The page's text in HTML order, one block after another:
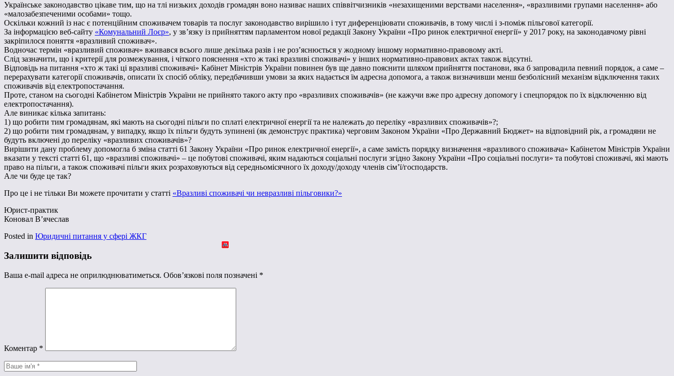
Українське законодавство цікаве тим, що на тлі низьких доходів громадян воно називає наших співвітчизників «незахищеними верствами населення», «вразливими групами населення» або
«малозабезпеченими особами» тощо.
Оскільки кожний із нас є потенційним споживачем товарів та послуг законодавство вирішило і тут диференціювати споживачів, в тому числі і з-поміж пільгової категорії.
За інформацією веб-сайту «Комунальний Лоєр», у зв’язку із прийняттям парламентом нової редакції Закону України «Про ринок електричної енергії» у 2017 року, на законодавчому рівні
закріпилося поняття «вразливий споживач».
Водночас термін «вразливий споживач» вживався всього лише декілька разів і не роз’яснюється у жодному іншому нормативно-правовому акті.
Слід зазначити, що і критерії для розмежування, і чіткого пояснення «хто ж такі вразливі споживачі» у інших нормативно-правових актах також відсутні.
Відповідь на питання «хто ж такі ці вразливі споживачі» Кабінет Міністрів України повинен був ще давно пояснити шляхом прийняття постанови, яка б запровадила певний порядок, а саме –
перерахувати категорії споживачів, описати їх спосіб обліку, передбачивши умови за яких надається їм адресна допомога, а також визначивши менш безболісний механізм відключення таких
споживачів від електропостачання.
Проте, станом на сьогодні Кабінетом Міністрів України не прийнято такого акту про «вразливих споживачів» (не кажучи вже про адресну допомогу і спецпорядок по їх відключенню від
електропостачання).
Але виникає кілька запитань:
1) що робити тим громадянам, які мають на сьогодні пільги по сплаті електричної енергії та не належать до переліку «вразливих споживачів»?;
2) що робити тим громадянам, у випадку, якщо їх пільги будуть зупинені (як демонструє практика) черговим Законом України «Про Державний Бюджет» на відповідний рік, а громадяни не
будуть включені до переліку «вразливих споживачів»?
Вирішити дану проблему допомогла б зміна статті 61 Закону України «Про ринок електричної енергії», а саме замість порядку визначення «вразливого споживача» Кабінетом Міністрів України
вказати у тексті статті 61, що «вразливі споживачі» – це побутові споживачі, яким надаються соціальні послуги згідно Закону України «Про соціальні послуги» та побутові споживачі, які мають
право на пільги, а також споживачі пільги яких розраховуються від середньомісячного їх доходу/доходу членів сім’ї/господарств.
Але чи буде це так?
Про це і не тільки Ви можете прочитати у статті «Вразливі споживачі чи невразливі пільговики?»
Юрист-практик
Коновал В’ячеслав
Posted in Юридичні питання у сфері ЖКГ
Залишити відповідь
Ваша e-mail адреса не оприлюднюватиметься. Обов’язкові поля позначені *
Коментар *